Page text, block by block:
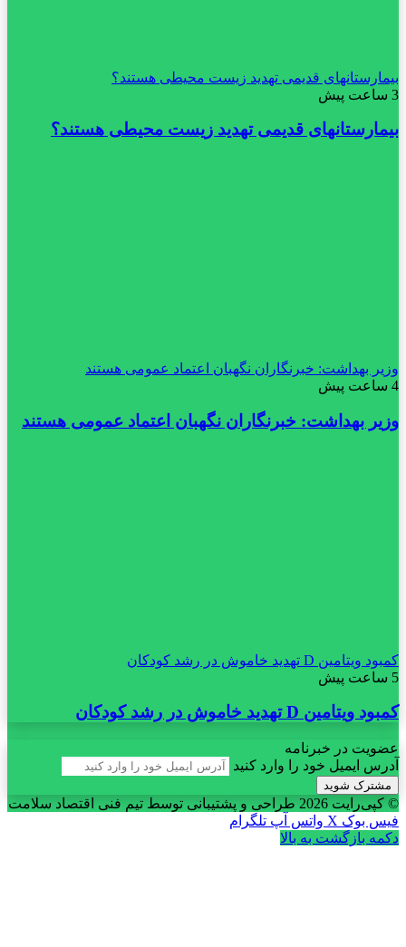
بیمارستانهای قدیمی تهدید زیست محیطی هستند؟
3 ساعت پیش
بیمارستانهای قدیمی تهدید زیست محیطی هستند؟
وزیر بهداشت: خبرنگاران نگهبان اعتماد عمومی هستند
4 ساعت پیش
وزیر بهداشت: خبرنگاران نگهبان اعتماد عمومی هستند
کمبود ویتامین D تهدید خاموش در رشد کودکان
5 ساعت پیش
کمبود ویتامین D تهدید خاموش در رشد کودکان
عضویت در خبرنامه
آدرس ایمیل خود را وارد کنید
© کپی‌رایت 2026
طراحی و پشتیبانی توسط تیم فنی اقتصاد سلامت
فیس بوک X واتس آپ تلگرام
دکمه بازگشت به بالا